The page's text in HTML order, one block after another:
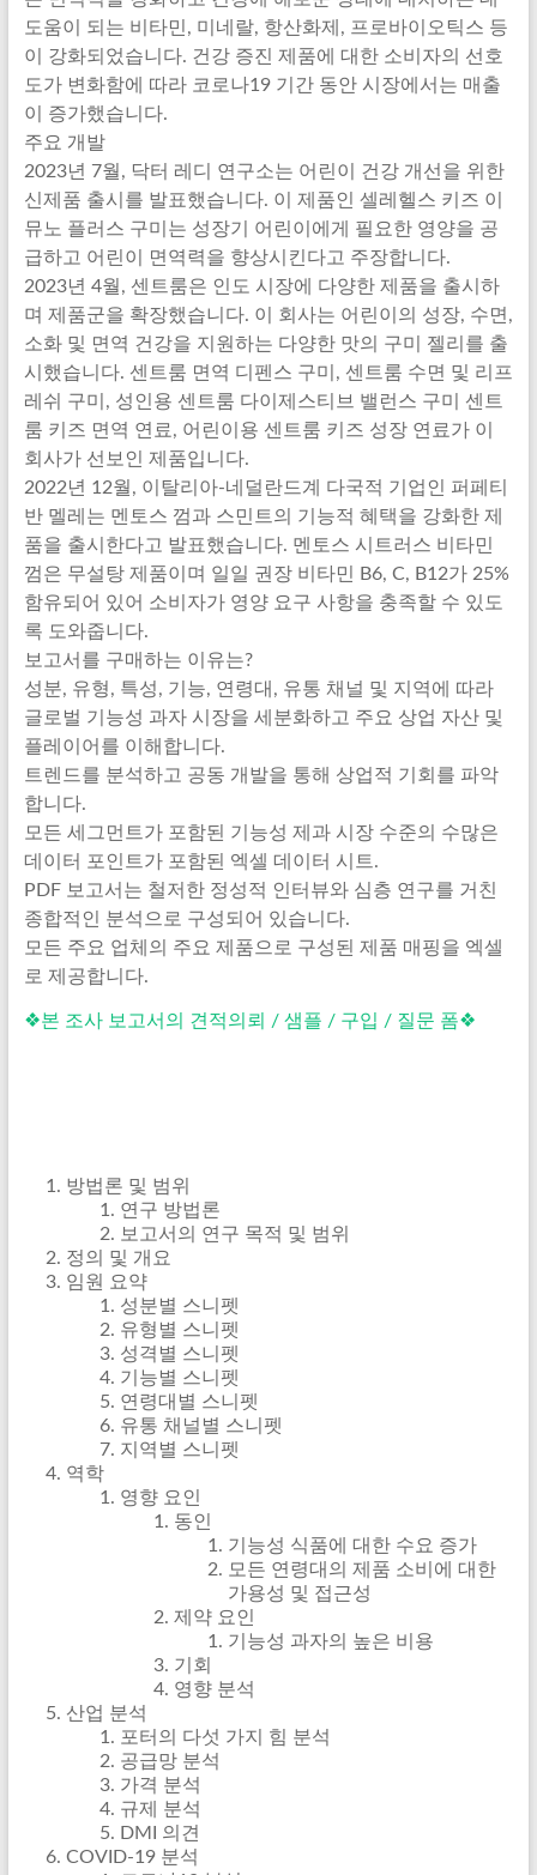
도움이 되는 비타민, 미네랄, 항산화제, 프로바이오틱스 등
이 강화되었습니다. 건강 증진 제품에 대한 소비자의 선호
도가 변화함에 따라 코로나19 기간 동안 시장에서는 매출
이 증가했습니다.
주요 개발
2023년 7월, 닥터 레디 연구소는 어린이 건강 개선을 위한
신제품 출시를 발표했습니다. 이 제품인 셀레헬스 키즈 이
뮤노 플러스 구미는 성장기 어린이에게 필요한 영양을 공
급하고 어린이 면역력을 향상시킨다고 주장합니다.
2023년 4월, 센트룸은 인도 시장에 다양한 제품을 출시하
며 제품군을 확장했습니다. 이 회사는 어린이의 성장, 수면,
소화 및 면역 건강을 지원하는 다양한 맛의 구미 젤리를 출
시했습니다. 센트룸 면역 디펜스 구미, 센트룸 수면 및 리프
레쉬 구미, 성인용 센트룸 다이제스티브 밸런스 구미 센트
룸 키즈 면역 연료, 어린이용 센트룸 키즈 성장 연료가 이
회사가 선보인 제품입니다.
2022년 12월, 이탈리아-네덜란드계 다국적 기업인 퍼페티
반 멜레는 멘토스 껌과 스민트의 기능적 혜택을 강화한 제
품을 출시한다고 발표했습니다. 멘토스 시트러스 비타민
껌은 무설탕 제품이며 일일 권장 비타민 B6, C, B12가 25%
함유되어 있어 소비자가 영양 요구 사항을 충족할 수 있도
록 도와줍니다.
보고서를 구매하는 이유는?
성분, 유형, 특성, 기능, 연령대, 유통 채널 및 지역에 따라
글로벌 기능성 과자 시장을 세분화하고 주요 상업 자산 및
플레이어를 이해합니다.
트렌드를 분석하고 공동 개발을 통해 상업적 기회를 파악
합니다.
모든 세그먼트가 포함된 기능성 제과 시장 수준의 수많은
데이터 포인트가 포함된 엑셀 데이터 시트.
PDF 보고서는 철저한 정성적 인터뷰와 심층 연구를 거친
종합적인 분석으로 구성되어 있습니다.
모든 주요 업체의 주요 제품으로 구성된 제품 매핑을 엑셀
로 제공합니다.
❖본 조사 보고서의 견적의뢰 / 샘플 / 구입 / 질문 폼❖
방법론 및 범위
연구 방법론
보고서의 연구 목적 및 범위
정의 및 개요
임원 요약
성분별 스니펫
유형별 스니펫
성격별 스니펫
기능별 스니펫
연령대별 스니펫
유통 채널별 스니펫
지역별 스니펫
역학
영향 요인
동인
기능성 식품에 대한 수요 증가
모든 연령대의 제품 소비에 대한
가용성 및 접근성
제약 요인
기능성 과자의 높은 비용
기회
영향 분석
산업 분석
포터의 다섯 가지 힘 분석
공급망 분석
가격 분석
규제 분석
DMI 의견
COVID-19 분석